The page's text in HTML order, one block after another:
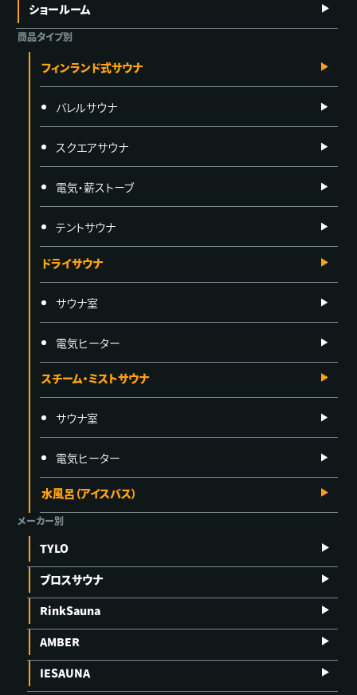
ショールーム
商品タイプ別
フィンランド式サウナ
バレルサウナ
スクエアサウナ
電気・薪ストーブ
テントサウナ
ドライサウナ
サウナ室
電気ヒーター
スチーム・ミストサウナ
サウナ室
電気ヒーター
水風呂（アイスバス）
メーカー別
TYLO
ブロスサウナ
RinkSauna
AMBER
IESAUNA